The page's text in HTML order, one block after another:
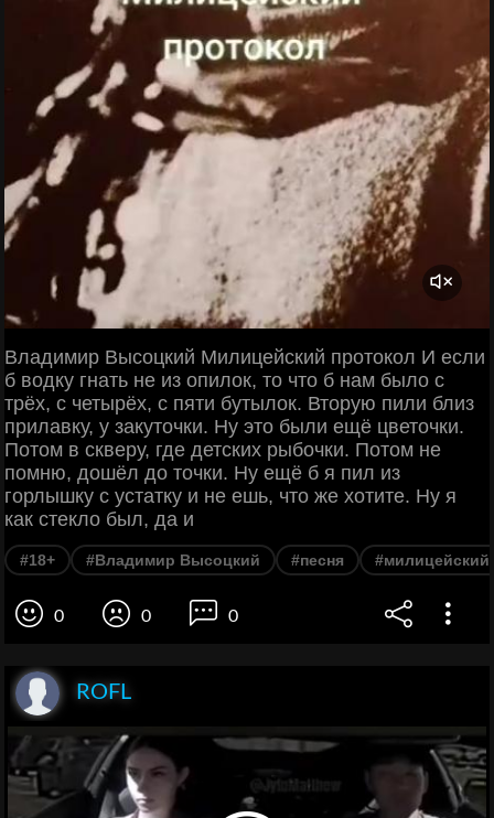
Владимир Высоцкий Милицейский протокол И если
б водку гнать не из опилок, то что б нам было с
трёх, с четырёх, с пяти бутылок. Вторую пили близ
прилавку, у закуточки. Ну это были ещё цветочки.
Потом в скверу, где детских рыбочки. Потом не
помню, дошёл до точки. Ну ещё б я пил из
горлышку с устатку и не ешь, что же хотите. Ну я
как стекло был, да и
#18+ #Владимир Высоцкий #песня #милицейский
0 0 0
ROFL